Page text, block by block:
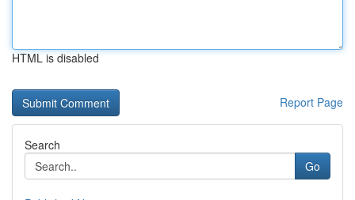
HTML is disabled
Report Page
Search
Go